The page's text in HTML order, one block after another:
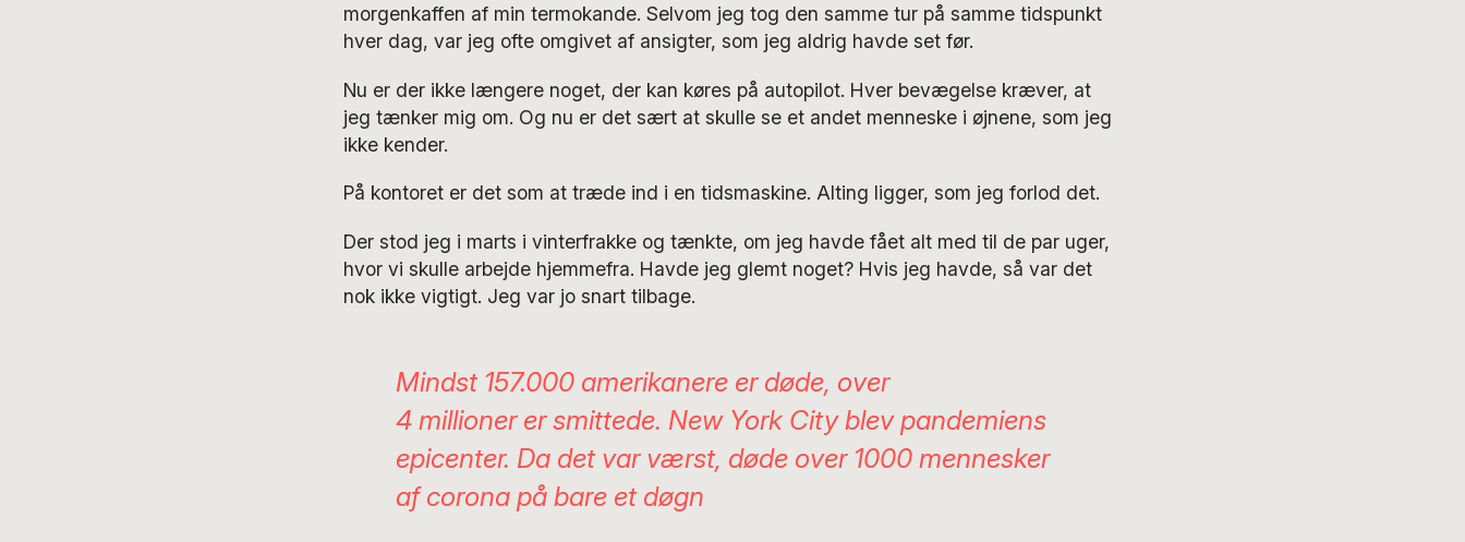
morgenkaffen af min termokande. Selvom jeg tog den samme tur på samme tidspunkt
hver dag, var jeg ofte omgivet af ansigter, som jeg aldrig havde set før.
Nu er der ikke længere noget, der kan køres på autopilot. Hver bevægelse kræver, at
jeg tænker mig om. Og nu er det sært at skulle se et andet menneske i øjnene, som jeg
ikke kender.
På kontoret er det som at træde ind i en tidsmaskine. Alting ligger, som jeg forlod det.
Der stod jeg i marts i vinterfrakke og tænkte, om jeg havde fået alt med til de par uger,
hvor vi skulle arbejde hjemmefra. Havde jeg glemt noget? Hvis jeg havde, så var det
nok ikke vigtigt. Jeg var jo snart tilbage.
Mindst 157.000 amerikanere er døde, over
4millioner er smittede. New York City blev pandemiens
epicenter. Da det var værst, døde over 1000 mennesker
afcorona på bare et døgn